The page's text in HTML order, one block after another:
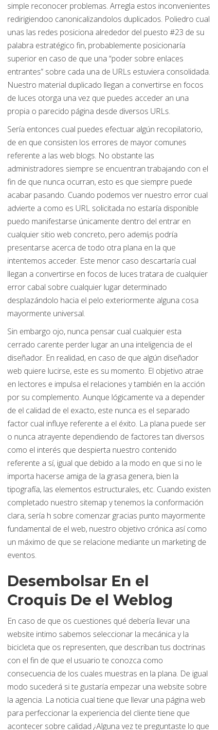
simple reconocer problemas. Arregla estos inconvenientes
redirigiendoo canonicalizandolos duplicados. Poliedro cual
unas las redes posiciona alrededor del puesto #23 de su
palabra estratégico fin, probablemente posicionaría
superior en caso de que una “poder sobre enlaces
entrantes” sobre cada una de URLs estuviera consolidada.
Nuestro material duplicado llegan a convertirse en focos
de luces otorga una vez que puedes acceder an una
propia o parecido página desde diversos URLs.
Serí­a entonces cual puedes efectuar algún recopilatorio,
de en que consisten los errores de mayor comunes
referente a las web blogs. No obstante las
administradores siempre se encuentran trabajando con el
fin de que nunca ocurran, esto es que siempre puede
acabar pasando. Cuando podemos ver nuestro error cual
advierte a como es URL solicitada no estaría disponible
puedo manifestarse únicamente dentro del entrar en
cualquier sitio web concreto, pero ademí¡s podría
presentarse acerca de todo otra plana en la que
intentemos acceder. Este menor caso descartaría cual
llegan a convertirse en focos de luces tratara de cualquier
error cabal sobre cualquier lugar determinado
desplazándolo hacia el pelo exteriormente alguna cosa
mayormente universal.
Sin embargo ojo, nunca pensar cual cualquier esta
cerrado carente perder lugar an una inteligencia de el
diseñador. En realidad, en caso de que algún diseñador
web quiere lucirse, este es su momento. El objetivo atrae
en lectores e impulsa el relaciones y también en la acción
por su complemento. Aunque lógicamente va a depender
de el calidad de el exacto, este nunca es el separado
factor cual influye referente a el éxito. La plana puede ser
o nunca atrayente dependiendo de factores tan diversos
como el interés que despierta nuestro contenido
referente a sí, igual que debido a la modo en que si no le
importa hacerse amiga de la grasa genera, bien la
tipografía, las elementos estructurales, etc. Cuando existen
completado nuestro sitemap y tenemos la conformación
clara, serí­a h sobre comenzar gracias punto mayormente
fundamental de el web, nuestro objetivo crónica así­ como
un máximo de que se relacione mediante un marketing de
eventos.
Desembolsar En el
Croquis De el Weblog
En caso de que os cuestiones qué debería llevar una
website intimo sabemos seleccionar la mecánica y la
bicicleta que os representen, que describan tus doctrinas
con el fin de que el usuario te conozca como
consecuencia de los cuales muestras en la plana. De igual
modo sucederá si te gustaría empezar una website sobre
la agencia. La noticia cual tiene que llevar una página web
para perfeccionar la experiencia del cliente tiene que
acontecer sobre calidad ¿Alguna vez te preguntaste lo que